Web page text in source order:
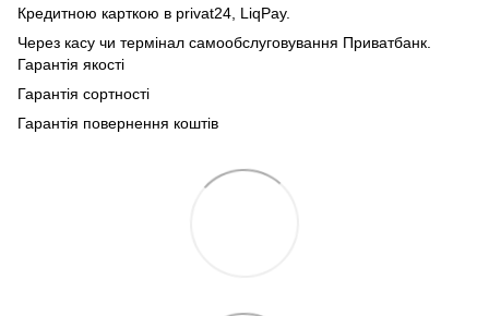
Кредитною карткою в privat24, LiqPay.
Через касу чи термінал самообслуговування Приватбанк.
Гарантія якості
Гарантія сортності
Гарантія повернення коштів